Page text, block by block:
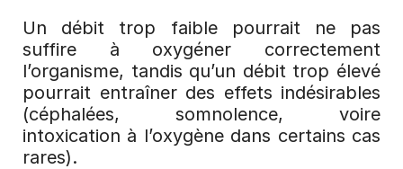
Un débit trop faible pourrait ne pas
suffire à oxygéner correctement
l’organisme, tandis qu’un débit trop élevé
pourrait entraîner des effets indésirables
(céphalées, somnolence, voire
intoxication à l’oxygène dans certains cas
rares).